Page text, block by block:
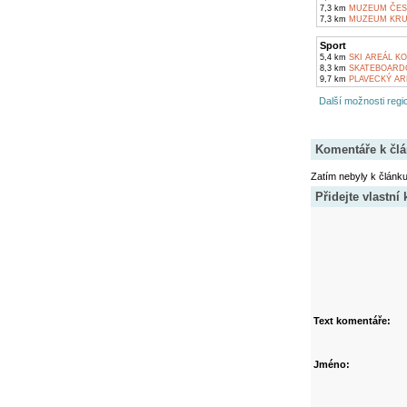
7,3 km MUZEUM
7,3 km MUZEUM
Sport
5,4 km SKI AREÁL
8,3 km
9,7 km PLAVECKÝ
Další možnosti
Komentáře k
Zatím nebyly k
Přidejte vlastní
Text komentáře:
Jméno: